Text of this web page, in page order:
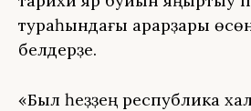
тураһындағы ҡарарҙары
белдерҙе.
«Был һеҙҙең республика